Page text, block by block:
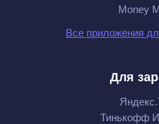
Money
Все приложения
Для
Тинькофф